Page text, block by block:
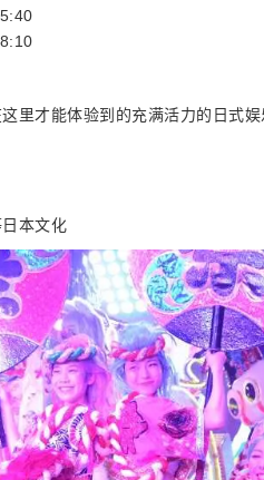
里才能体验到的充满活力的日式
本文化